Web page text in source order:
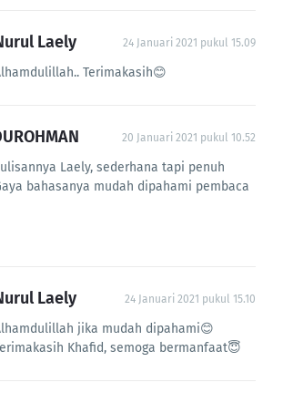
Laely 24 Januari 2021 pukul 15.09
Terimakasih😊
20 Januari 2021 pukul 10.52
Laely, sederhana tapi penuh
bahasanya mudah dipahami pembaca
Laely 24 Januari 2021 pukul 15.10
jika mudah dipahami😊
Khafid, semoga bermanfaat😇